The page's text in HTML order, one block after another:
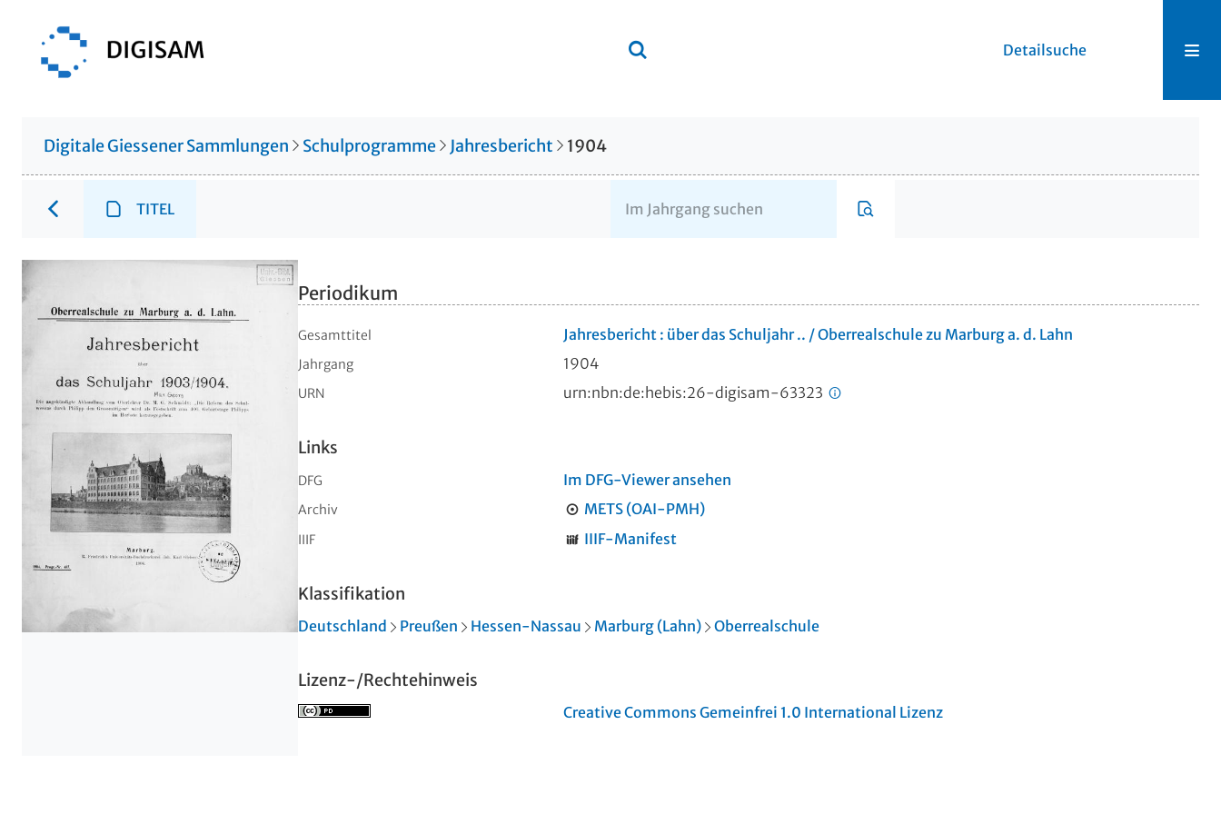
Detailsuche
Digitale Giessener Sammlungen Schulprogramme Jahresbericht 1904
TITEL
Periodikum
Gesamttitel Jahresbericht : über das Schuljahr .. / Oberrealschule zu Marburg a. d. Lahn
Jahrgang 1904
URN urn:nbn:de:hebis:26-digisam-63323
Links
DFG Im DFG-Viewer ansehen
Archiv METS (OAI-PMH)
IIIF IIIF-Manifest
Klassifikation
Deutschland Preußen Hessen-Nassau Marburg (Lahn) Oberrealschule
Lizenz-/Rechtehinweis
Creative Commons Gemeinfrei 1.0 International Lizenz